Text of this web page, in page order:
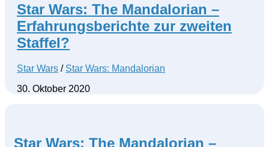
Star Wars: The Mandalorian –
Erfahrungsberichte zur zweiten
Staffel?
Star Wars / Star Wars: Mandalorian
30. Oktober 2020
Star Wars: The Mandalorian –